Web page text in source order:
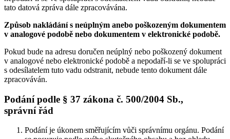
tato datová zpráva dále zpracovávána.
Způsob nakládání s neúplným anebo poškozeným dokumentem
v analogové podobě nebo dokumentem v elektronické podobě.
Pokud bude na adresu doručen neúplný nebo poškozený dokument
v analogové nebo elektronické podobě a nepodaří-li se ve spolupráci
s odesílatelem tuto vadu odstranit, nebude tento dokument dále
zpracováván.
Podání podle § 37 zákona č. 500/2004 Sb.,
správní řád
Podání je úkonem směřujícím vůči správnímu orgánu. Podání